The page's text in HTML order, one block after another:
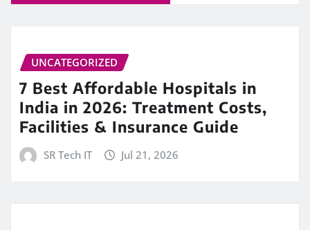
UNCATEGORIZED
7 Best Affordable Hospitals in
India in 2026: Treatment Costs,
Facilities & Insurance Guide
SR Tech IT Jul 21, 2026